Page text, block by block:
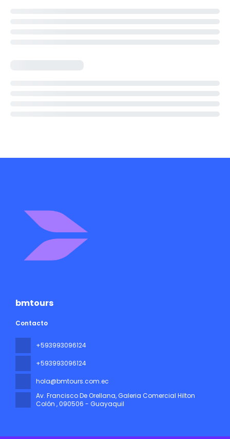
bmtours
Contacto
+593993096124
+593993096124
hola@bmtours.com.ec
Av. Francisco De Orellana, Galeria Comercial Hilton
Colón , 090506 - Guayaquil